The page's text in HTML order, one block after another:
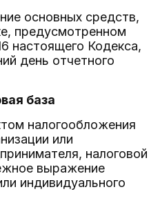
основных средств,
предусмотренном
настоящего Кодекса,
день отчетного
база
налогообложения
или
налоговой
выражение
индивидуального